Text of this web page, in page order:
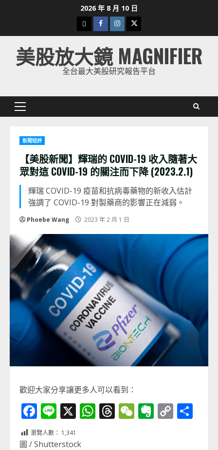
2026 年 8 月 10 日
下
載
美
股
Facebook
Instagram
Twitter
美股放大鏡 MAGNIFIER
全台最大美股研究報告平台
Primary
新聞短評
【美股新聞】輝瑞的 COVID-19 收入隨著大
眾對這 COVID-19 的關注而下降 (2023.2.1)
輝瑞 COVID-19 疫苗和抗病毒藥物的新收入估計
強調了 COVID-19 對製藥商的影響正在減弱。
Phoebe Wang 2023 年 2 月 1 日
歡迎大家分享讓更多人可以看到：
Facebook
Line
X WhatsApp
Threads
WeChat
Evernote
Copy
瀏覽人數： 1,341
圖 / Shutterstock